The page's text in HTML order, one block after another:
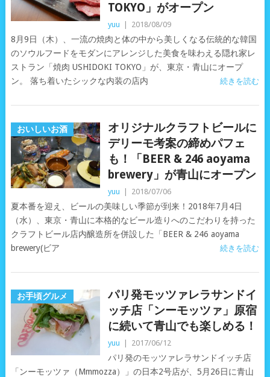
TOKYO」がオープン
yuu 2018/08/09
8月9日（木）、一流の焼肉と体の中から美しくなる伝統的な韓国
のソウルフードをモダンにアレンジした美食を味わえる隠れ家レ
ストラン「焼肉 USHIDOKI TOKYO」が、東京・青山にオープ
ン。 落ち着いたシックな内装の店内
続きを読む
おいしいお酒
オリジナルクラフトビールに
デリーモ考案の締めパフェ
も！「BEER & 246 aoyama
brewery」が青山にオープン
yuu 2018/07/06
夏本番を迎え、ビールの美味しい季節が到来！2018年7月4日
（水）、東京・青山に本格的なビール造りへのこだわりを持った
クラフトビール店内醸造所を併設した「BEER & 246 aoyama
brewery(ビア
続きを読む
お手頃グルメ
パリ発モッツァレラサンドイ
ッチ店「ンーモッツァ」原宿
に続いて青山でも楽しめる！
yuu 2017/06/12
パリ発のモッツァレラサンドイッチ店
「ンーモッツァ（Mmmozza）」の日本2号店が、5月26日に青山